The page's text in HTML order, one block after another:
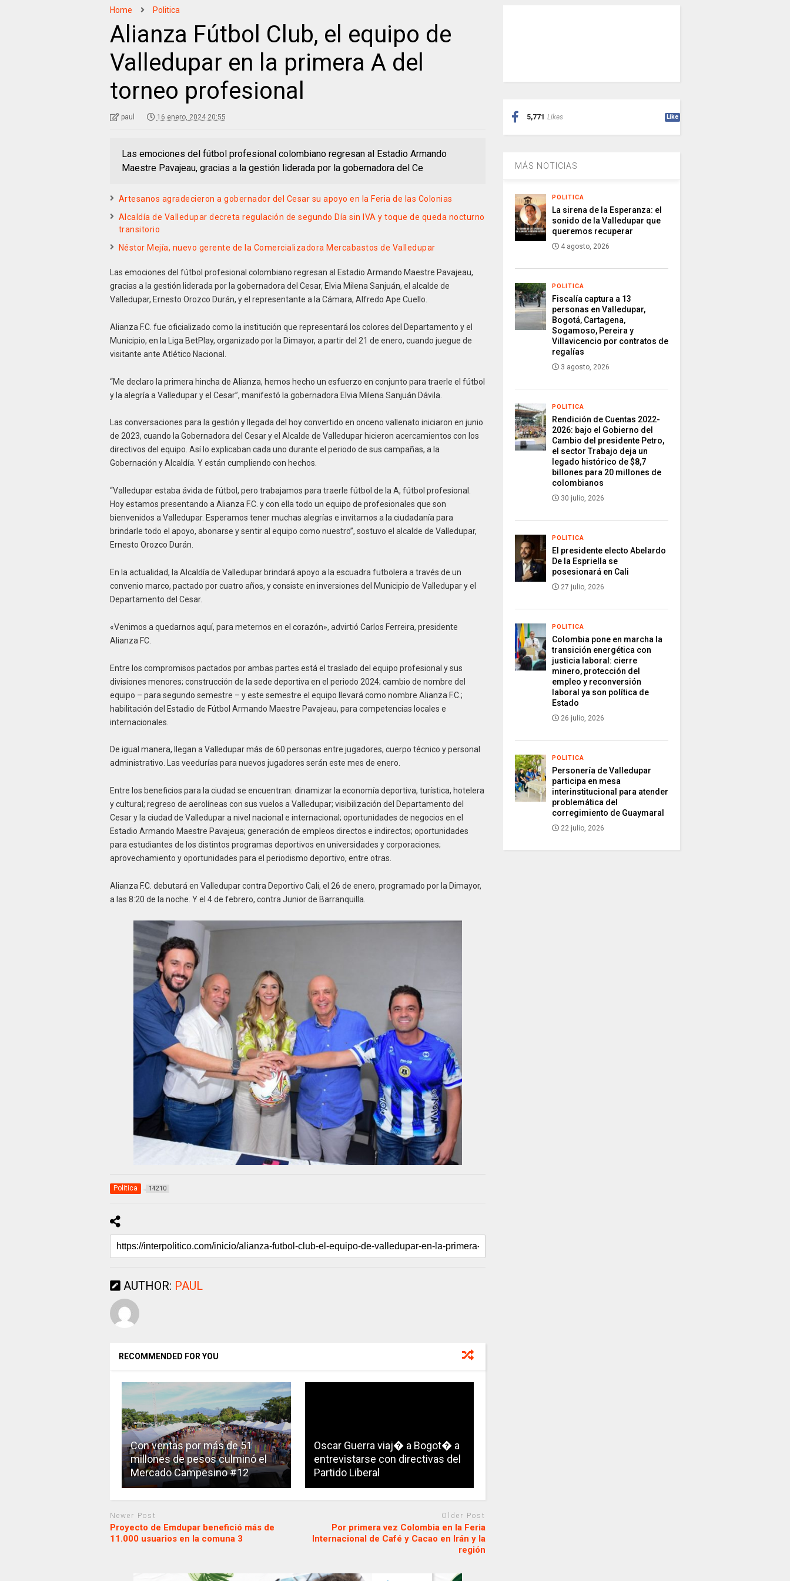
Home Politica
Alianza Fútbol Club, el equipo de
Valledupar en la primera A del
torneo profesional
paul 16 enero, 2024 20:55
Las emociones del fútbol profesional colombiano regresan al Estadio Armando
Maestre Pavajeau, gracias a la gestión liderada por la gobernadora del Ce
Artesanos agradecieron a gobernador del Cesar su apoyo en la Feria de las Colonias
Alcaldía de Valledupar decreta regulación de segundo Día sin IVA y toque de queda nocturno
transitorio
Néstor Mejía, nuevo gerente de la Comercializadora Mercabastos de Valledupar
Las emociones del fútbol profesional colombiano regresan al Estadio Armando Maestre Pavajeau,
gracias a la gestión liderada por la gobernadora del Cesar, Elvia Milena Sanjuán, el alcalde de
Valledupar, Ernesto Orozco Durán, y el representante a la Cámara, Alfredo Ape Cuello.
Alianza F.C. fue oficializado como la institución que representará los colores del Departamento y el
Municipio, en la Liga BetPlay, organizado por la Dimayor, a partir del 21 de enero, cuando juegue de
visitante ante Atlético Nacional.
“Me declaro la primera hincha de Alianza, hemos hecho un esfuerzo en conjunto para traerle el fútbol
y la alegría a Valledupar y el Cesar”, manifestó la gobernadora Elvia Milena Sanjuán Dávila.
Las conversaciones para la gestión y llegada del hoy convertido en onceno vallenato iniciaron en junio
de 2023, cuando la Gobernadora del Cesar y el Alcalde de Valledupar hicieron acercamientos con los
directivos del equipo. Así lo explicaban cada uno durante el periodo de sus campañas, a la
Gobernación y Alcaldía. Y están cumpliendo con hechos.
“Valledupar estaba ávida de fútbol, pero trabajamos para traerle fútbol de la A, fútbol profesional.
Hoy estamos presentando a Alianza F.C. y con ella todo un equipo de profesionales que son
bienvenidos a Valledupar. Esperamos tener muchas alegrías e invitamos a la ciudadanía para
brindarle todo el apoyo, abonarse y sentir al equipo como nuestro”, sostuvo el alcalde de Valledupar,
Ernesto Orozco Durán.
En la actualidad, la Alcaldía de Valledupar brindará apoyo a la escuadra futbolera a través de un
convenio marco, pactado por cuatro años, y consiste en inversiones del Municipio de Valledupar y el
Departamento del Cesar.
«Venimos a quedarnos aquí, para meternos en el corazón», advirtió Carlos Ferreira, presidente
Alianza FC.
Entre los compromisos pactados por ambas partes está el traslado del equipo profesional y sus
divisiones menores; construcción de la sede deportiva en el periodo 2024; cambio de nombre del
equipo – para segundo semestre – y este semestre el equipo llevará como nombre Alianza F.C.;
habilitación del Estadio de Fútbol Armando Maestre Pavajeau, para competencias locales e
internacionales.
De igual manera, llegan a Valledupar más de 60 personas entre jugadores, cuerpo técnico y personal
administrativo. Las veedurías para nuevos jugadores serán este mes de enero.
Entre los beneficios para la ciudad se encuentran: dinamizar la economía deportiva, turística, hotelera
y cultural; regreso de aerolíneas con sus vuelos a Valledupar; visibilización del Departamento del
Cesar y la ciudad de Valledupar a nivel nacional e internacional; oportunidades de negocios en el
Estadio Armando Maestre Pavajeua; generación de empleos directos e indirectos; oportunidades
para estudiantes de los distintos programas deportivos en universidades y corporaciones;
aprovechamiento y oportunidades para el periodismo deportivo, entre otras.
Alianza F.C. debutará en Valledupar contra Deportivo Cali, el 26 de enero, programado por la Dimayor,
a las 8:20 de la noche. Y el 4 de febrero, contra Junior de Barranquilla.
Politica 14210
AUTHOR: PAUL
RECOMMENDED FOR YOU
Con ventas por más de 51
millones de pesos culminó el
Mercado Campesino #12
Oscar Guerra viaj� a Bogot� a
entrevistarse con directivas del
Partido Liberal
Newer Post
Proyecto de Emdupar benefició más de
11.000 usuarios en la comuna 3
Older Post
Por primera vez Colombia en la Feria
Internacional de Café y Cacao en Irán y la
región
5,771 Likes Like
MÁS NOTICIAS
POLITICA
La sirena de la Esperanza: el
sonido de la Valledupar que
queremos recuperar
4 agosto, 2026
POLITICA
Fiscalía captura a 13
personas en Valledupar,
Bogotá, Cartagena,
Sogamoso, Pereira y
Villavicencio por contratos de
regalías
3 agosto, 2026
POLITICA
Rendición de Cuentas 2022-
2026: bajo el Gobierno del
Cambio del presidente Petro,
el sector Trabajo deja un
legado histórico de $8,7
billones para 20 millones de
colombianos
30 julio, 2026
POLITICA
El presidente electo Abelardo
De la Espriella se
posesionará en Cali
27 julio, 2026
POLITICA
Colombia pone en marcha la
transición energética con
justicia laboral: cierre
minero, protección del
empleo y reconversión
laboral ya son política de
Estado
26 julio, 2026
POLITICA
Personería de Valledupar
participa en mesa
interinstitucional para atender
problemática del
corregimiento de Guaymaral
22 julio, 2026